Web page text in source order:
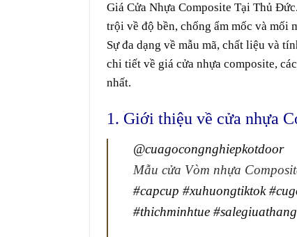
Giá Cửa Nhựa Composite Tại Thủ Đức
trội về độ bền, chống ẩm mốc và mối
Sự đa dạng về mẫu mã, chất liệu và
chi tiết về giá cửa nhựa composite,
nhất.
1. Giới thiệu về cửa nhựa
@cuagocongnghiepkotdoor
Mẫu cửa Vòm nhựa
#capcup #xuhuongtiktok
#thichminhtue #salegiuathang